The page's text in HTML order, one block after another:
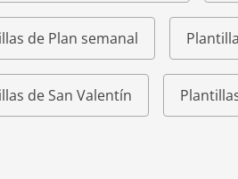
de Plan semanal
de San Valentín